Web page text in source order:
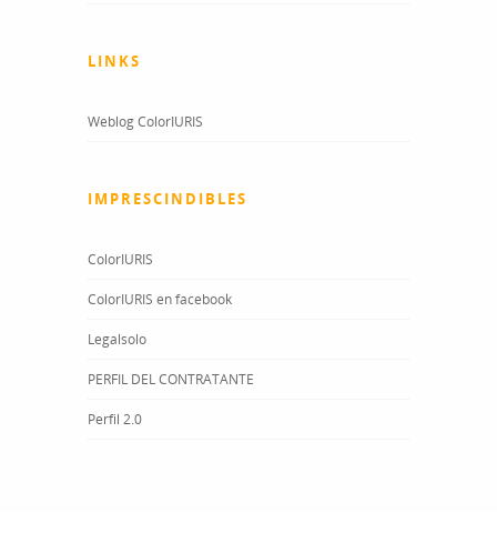
LINKS
Weblog ColorIURIS
IMPRESCINDIBLES
ColorIURIS
ColorIURIS en facebook
Legalsolo
PERFIL DEL CONTRATANTE
Perfil 2.0